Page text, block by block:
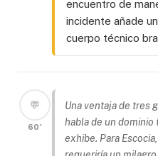
encuentro de
incidente añade
cuerpo técnico
💬
60'
Una ventaja de tres
habla de un dominio
exhibe. Para